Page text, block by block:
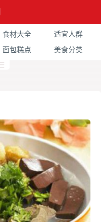
食材大全
适宜人群
面包糕点 美食分类